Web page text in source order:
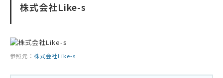
株式会社Like-s
参照元： 株式会社Like-s